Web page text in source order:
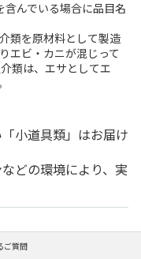
んでいる場合に品目名
類を原材料として製造
エビ・カニが混じって
類は、エサとしてエ
小道具類」はお届け
どの環境により、実
ご質問